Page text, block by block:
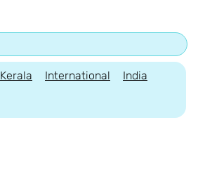
Kerala International India